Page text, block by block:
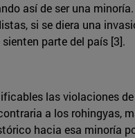
así de ser una
si se diera una
parte del país [3].
las violaciones
a los rohingyas,
hacia esa minoría